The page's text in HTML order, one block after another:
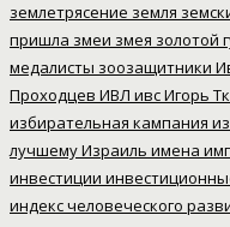
землетрясение земля
пришла змеи змея золотой
медалисты зоозащитники
Проходцев ИВЛ ивсИгорь
избирательная кампания
лучшемуИзраиль имена
инвестиции
индекс человеческого